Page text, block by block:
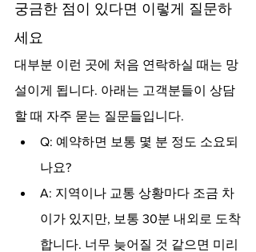
궁금한 점이 있다면 이렇게 질문하
세요
대부분 이런 곳에 처음 연락하실 때는 망
설이게 됩니다. 아래는 고객분들이 상담
할 때 자주 묻는 질문들입니다.
Q: 예약하면 보통 몇 분 정도 소요되
나요?
A: 지역이나 교통 상황마다 조금 차
이가 있지만, 보통 30분 내외로 도착
합니다. 너무 늦어질 것 같으면 미리